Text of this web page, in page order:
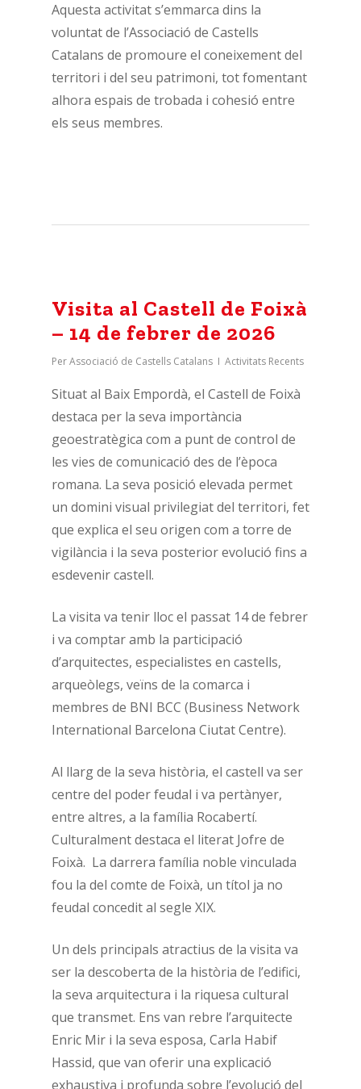
Aquesta activitat s’emmarca dins la
voluntat de l’Associació de Castells
Catalans de promoure el coneixement del
territori i del seu patrimoni, tot fomentant
alhora espais de trobada i cohesió entre
els seus membres.
Visita al Castell de Foixà
– 14 de febrer de 2026
PerAssociació de Castells Catalans Activitats Recents
Situat al Baix Empordà, el Castell de Foixà
destaca per la seva importància
geoestratègica com a punt de control de
les vies de comunicació des de l’època
romana. La seva posició elevada permet
un domini visual privilegiat del territori, fet
que explica el seu origen com a torre de
vigilància i la seva posterior evolució fins a
esdevenir castell.
La visita va tenir lloc el passat 14 de febrer
i va comptar amb la participació
d’arquitectes, especialistes en castells,
arqueòlegs, veïns de la comarca i
membres de BNI BCC (Business Network
International Barcelona Ciutat Centre).
Al llarg de la seva història, el castell va ser
centre del poder feudal i va pertànyer,
entre altres, a la família Rocabertí.
Culturalment destaca el literat Jofre de
Foixà. La darrera família noble vinculada
fou la del comte de Foixà, un títol ja no
feudal concedit al segle XIX.
Un dels principals atractius de la visita va
ser la descoberta de la història de l’edifici,
la seva arquitectura i la riquesa cultural
que transmet. Ens van rebre l’arquitecte
Enric Mir i la seva esposa, Carla Habif
Hassid, que van oferir una explicació
exhaustiva i profunda sobre l’evolució del